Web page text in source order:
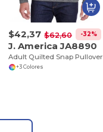
$42,37 $62,60 -32%
J. America JA8890
Adult Quilted Snap Pullover
+3 Colores